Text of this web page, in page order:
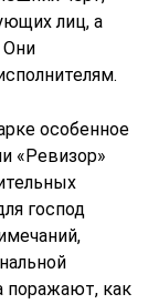
лиц, а
Они
особенное
«Ревизор»
господ
поражают, как